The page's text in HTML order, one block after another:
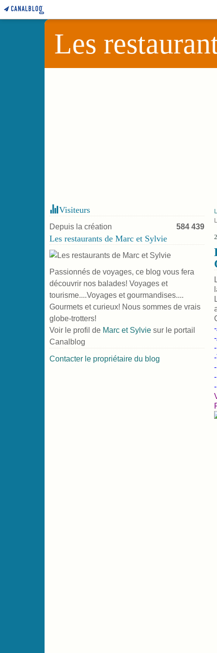
Les
Visiteurs
Depuis la création 584 439
Les restaurants de Marc et Sylvie
Passionnés de voyages, ce blog vous fera
découvrir nos balades! Voyages et
tourisme....Voyages et gourmandises....
Gourmets et curieux! Nous sommes de vrais
globe-trotters!
Voir le profil de Marc et Sylvie sur le portail
Canalblog
Contacter le propriétaire du blog